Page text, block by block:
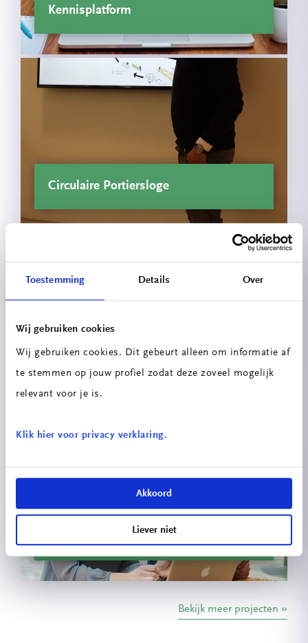
Toestemming Details Over
Wij gebruiken cookies
Wij gebruiken cookies. Dit gebeurt alleen om informatie af
te stemmen op jouw profiel zodat deze zoveel mogelijk
relevant voor je is.
Klik hier voor privacy verklaring.
Akkoord
Liever niet
Kennisplatform
Circulaire Portiersloge
Technologie & Engineering
Bekijk meer projecten